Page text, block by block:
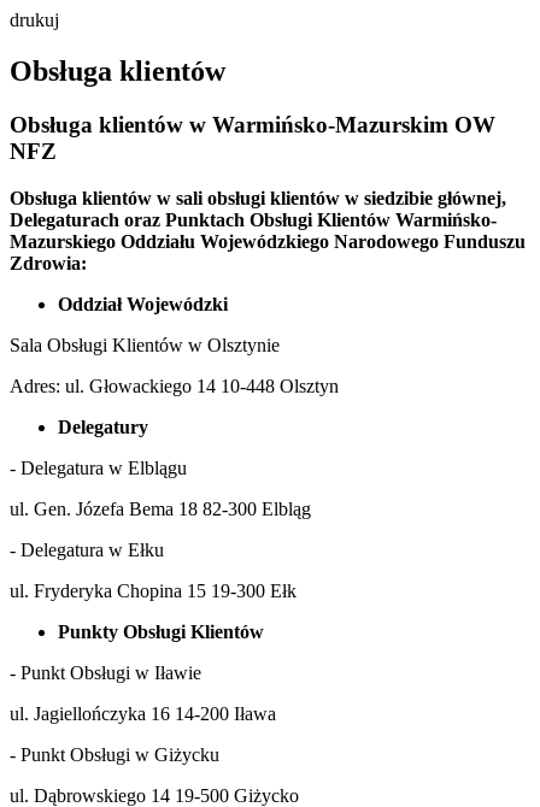
drukuj
Obsługa klientów
Obsługa klientów w Warmińsko-Mazurskim OW
NFZ
Obsługa klientów w sali obsługi klientów w siedzibie głównej,
Delegaturach oraz Punktach Obsługi Klientów Warmińsko-
Mazurskiego Oddziału Wojewódzkiego Narodowego Funduszu
Zdrowia:
Oddział Wojewódzki
Sala Obsługi Klientów w Olsztynie
Adres: ul. Głowackiego 14 10-448 Olsztyn
Delegatury
- Delegatura w Elblągu
ul. Gen. Józefa Bema 18 82-300 Elbląg
- Delegatura w Ełku
ul. Fryderyka Chopina 15 19-300 Ełk
Punkty Obsługi Klientów
- Punkt Obsługi w Iławie
ul. Jagiellończyka 16 14-200 Iława
- Punkt Obsługi w Giżycku
ul. Dąbrowskiego 14 19-500 Giżycko